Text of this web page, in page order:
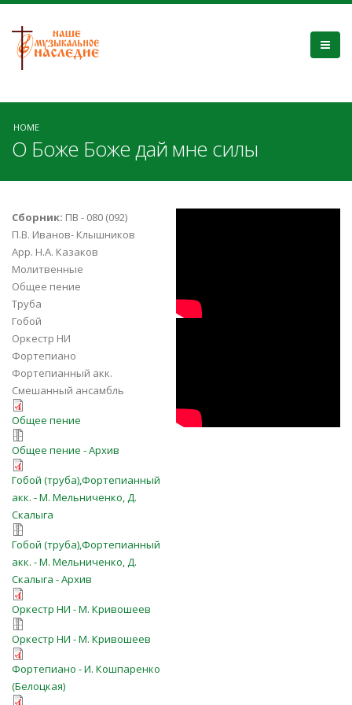
HOME
О Боже Боже дай мне силы
Сборник: ПВ - 080 (092)
П.В. Иванов- Клышников
Арр. Н.А. Казаков
Молитвенные
Общее пение
Труба
Гобой
Оркестр НИ
Фортепиано
Фортепианный акк.
Смешанный ансамбль
o-Bozhe-Bozhe-daj-mne-sily-080.pdf
Общее пение
o-Bozhe-Bozhe-daj-mne-sily-080.7z
Общее пение - Архив
О Боже.pdf
Гобой (труба),Фортепианный
акк. - М. Мельниченко, Д.
Скалыга
О Боже-все-партии.7z
Гобой (труба),Фортепианный
акк. - М. Мельниченко, Д.
Скалыга - Архив
o-Bozhe-Bozhe-daj-mne-sily-nar.pdf
Оркестр НИ - М. Кривошеев
o-Bozhe-Bozhe-daj-mne-sily-nar.7z
Оркестр НИ - М. Кривошеев
o-Bozhe-Bozhe-day-mne-
(92)-1var.pdf
Фортепиано - И. Кошпаренко
(Белоцкая)